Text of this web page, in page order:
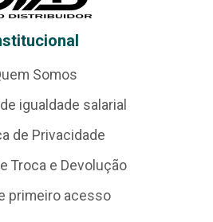
Somos
igualdade salarial
de Privacidade
Troca e Devolução
primeiro acesso